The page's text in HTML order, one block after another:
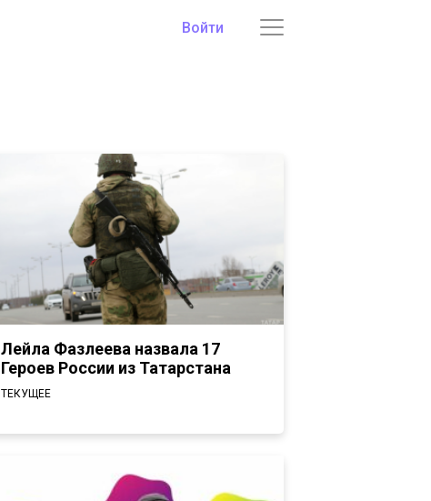
Войти
Лейла Фазлеева назвала 17
Героев России из Татарстана
ТЕКУЩЕЕ